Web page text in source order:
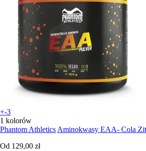
+-3
1 kolorów
Phantom Athletics Aminokwasy EAA- Cola
Od 129,00 zł